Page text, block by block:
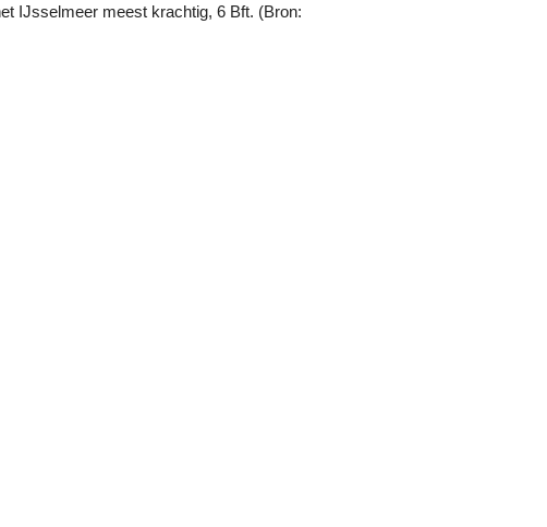
IJsselmeer meest krachtig, 6 Bft. (Bron: